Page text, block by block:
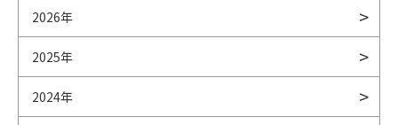
2026年
2025年
2024年